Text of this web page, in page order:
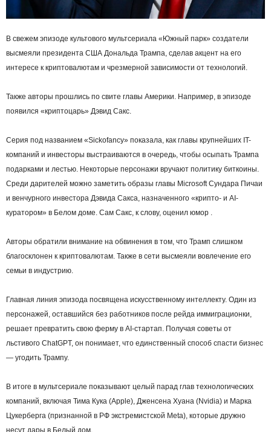
В свежем эпизоде культового мультсериала «Южный парк» создатели
высмеяли президента США Дональда Трампа, сделав акцент на его
интересе к криптовалютам и чрезмерной зависимости от технологий.
Также авторы прошлись по свите главы Америки. Например, в эпизоде
появился «криптоцарь» Дэвид Сакс.
Серия под названием «Sickofancy» показала, как главы крупнейших IT-
компаний и инвесторы выстраиваются в очередь, чтобы осыпать Трампа
подарками и лестью. Некоторые персонажи вручают политику биткоины.
Среди дарителей можно заметить образы главы Microsoft Сундара Пичаи
и венчурного инвестора Дэвида Сакса, назначенного «крипто- и AI-
куратором» в Белом доме. Сам Сакс, к слову, оценил юмор .
Авторы обратили внимание на обвинения в том, что Трамп слишком
благосклонен к криптовалютам. Также в сети высмеяли вовлечение его
семьи в индустрию.
Главная линия эпизода посвящена искусственному интеллекту. Один из
персонажей, оставшийся без работников после рейда иммиграционки,
решает превратить свою ферму в AI-стартап. Получая советы от
льстивого ChatGPT, он понимает, что единственный способ спасти бизнес
— угодить Трампу.
В итоге в мультсериале показывают целый парад глав технологических
компаний, включая Тима Кука (Apple), Дженсена Хуана (Nvidia) и Марка
Цукерберга (признанной в РФ экстремистской Meta), которые дружно
несут дары в Белый дом.